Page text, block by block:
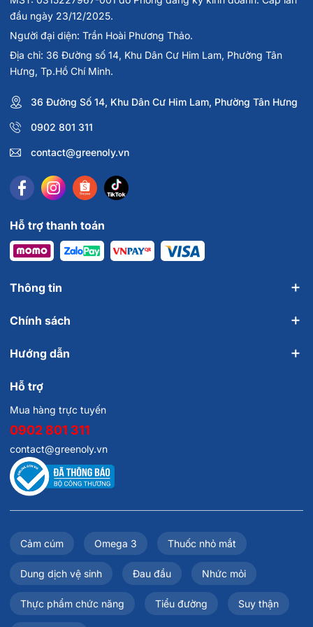
đầu ngày 23/12/2025.
Người đại diện: Trần Hoài Phương Thảo.
Địa chỉ: 36 Đường số 14, Khu Dân Cư Him Lam, Phường Tân
Hưng, Tp.Hồ Chí Minh.
36 Đường Số 14, Khu Dân Cư Him Lam, Phường Tân Hưng
0902 801 311
contact@greenoly.vn
Hỗ trợ thanh toán
Thông tin
Chính sách
Hướng dẫn
Hỗ trợ
Mua hàng trực tuyến
0902 801 311
contact@greenoly.vn
Cảm cúm Omega 3 Thuốc nhỏ mắt
Dung dịch vệ sinh Đau đầu Nhức mỏi
Thực phẩm chức năng Tiểu đường Suy thận